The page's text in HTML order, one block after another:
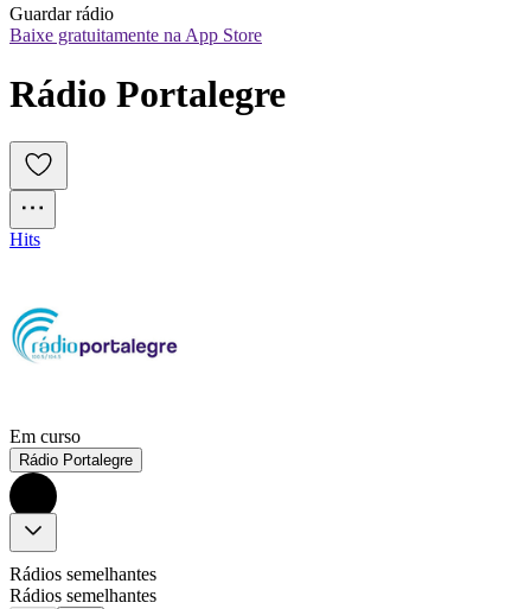
Guardar rádio
Baixe gratuitamente na App Store
Rádio Portalegre
Hits
Em curso
Rádio Portalegre
Rádios semelhantes
Rádios semelhantes